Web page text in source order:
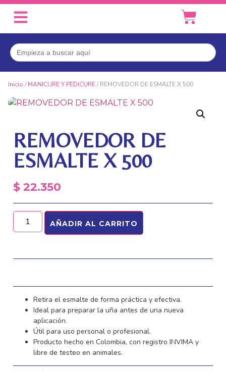
Buscar:
Inicio /MANICURE Y PEDICURE/ REMOVEDOR DE ESMALTE X 500
REMOVEDOR DE
ESMALTE X 500
$ 22.350
AÑADIR AL CARRITO
Retira el esmalte de forma práctica y efectiva.
Ideal para preparar la uña antes de una nueva
aplicación.
Útil para uso personal o profesional.
Producto hecho en Colombia, con registro INVIMA y
libre de testeo en animales.